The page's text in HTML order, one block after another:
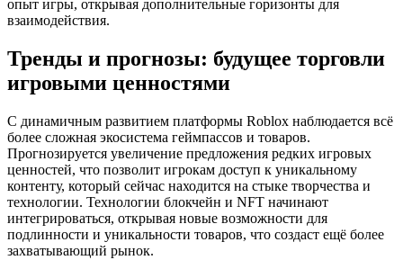
опыт игры, открывая дополнительные горизонты для
взаимодействия.
Тренды и прогнозы: будущее торговли
игровыми ценностями
С динамичным развитием платформы Roblox наблюдается всё
более сложная экосистема геймпассов и товаров.
Прогнозируется увеличение предложения редких игровых
ценностей, что позволит игрокам доступ к уникальному
контенту, который сейчас находится на стыке творчества и
технологии. Технологии блокчейн и NFT начинают
интегрироваться, открывая новые возможности для
подлинности и уникальности товаров, что создаст ещё более
захватывающий рынок.